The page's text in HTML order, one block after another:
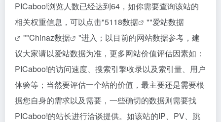
PICaboo!浏览人数已经达到64，如你需要查询该站的
相关权重信息，可以点击"5118数据 ""爱站数据
""Chinaz数据
"进入；以目前的网站数据参考，建
议大家请以爱站数据为准，更多网站价值评估因素如：
PICaboo!的访问速度、搜索引擎收录以及索引量、用户
体验等；当然要评估一个站的价值，最主要还是需要根
据您自身的需求以及需要，一些确切的数据则需要找
PICaboo!的站长进行洽谈提供。如该站的IP、PV、跳